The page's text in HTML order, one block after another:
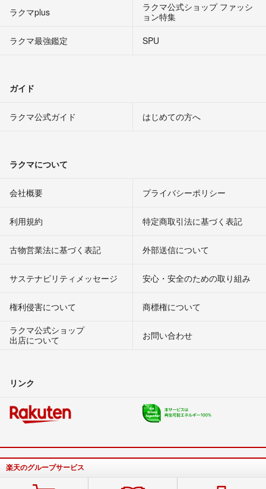
ラクマplus
ラクマ公式ショップ ファッシ
ョン特集
ラクマ最強鑑定
SPU
ガイド
ラクマ公式ガイド はじめての方へ
ラクマについて
会社概要 プライバシーポリシー
利用規約 特定商取引法に基づく表記
古物営業法に基づく表記 外部送信について
サステナビリティメッセージ 安心・安全のための取り組み
権利侵害について
商標権について
ラクマ公式ショップ
出店について
お問い合わせ
リンク
楽天のグループサービス